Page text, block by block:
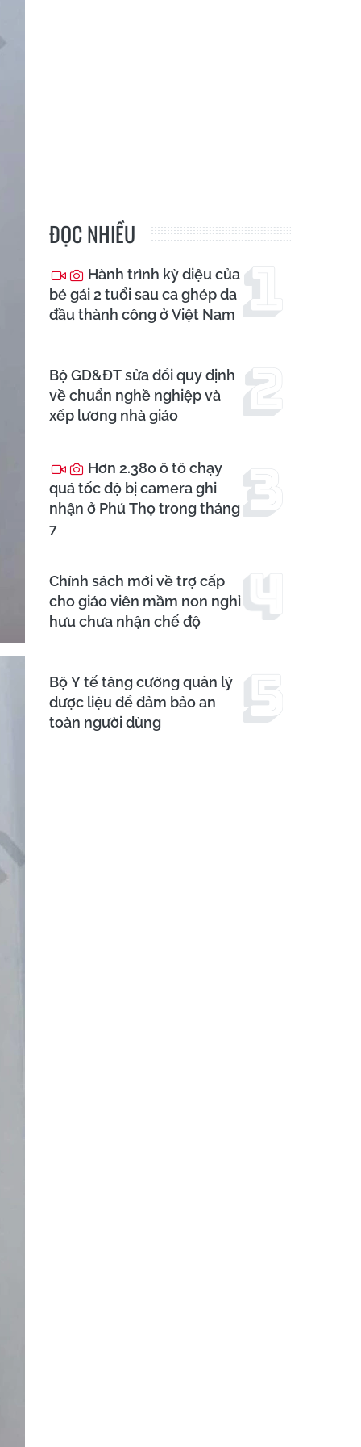
ĐỌC NHIỀU
Hành trình kỳ diệu của
bé gái 2 tuổi sau ca ghép da
đầu thành công ở Việt Nam
Bộ GD&ĐT sửa đổi quy định
về chuẩn nghề nghiệp và
xếp lương nhà giáo
Hơn 2.380 ô tô chạy
quá tốc độ bị camera ghi
nhận ở Phú Thọ trong tháng
7
Chính sách mới về trợ cấp
cho giáo viên mầm non nghỉ
hưu chưa nhận chế độ
Bộ Y tế tăng cường quản lý
dược liệu để đảm bảo an
toàn người dùng